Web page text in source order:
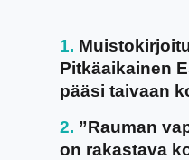
Pitkäaikainen
pääsi taivaan
”Rauman
on rakastava